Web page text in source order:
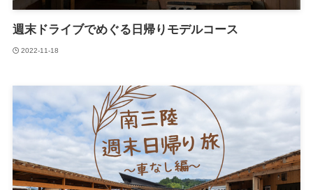
週末ドライブでめぐる日帰りモデルコース
2022-11-18